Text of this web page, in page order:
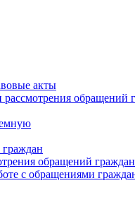
акты
обращений
обращений граждан
с обращениями